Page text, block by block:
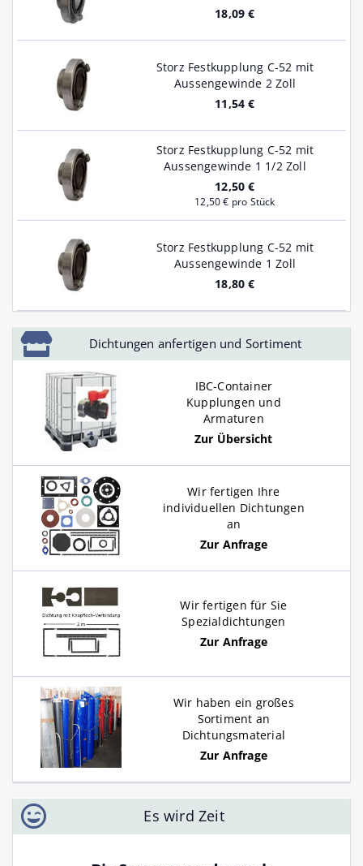
18,09 €
Storz Festkupplung C-52 mit
Aussengewinde 2 Zoll
11,54 €
Storz Festkupplung C-52 mit
Aussengewinde 1 1/2 Zoll
12,50 €
12,50 € pro Stück
Storz Festkupplung C-52 mit
Aussengewinde 1 Zoll
18,80 €
Dichtungen anfertigen und Sortiment
IBC-Container
Kupplungen und
Armaturen
Zur Übersicht
Wir fertigen Ihre
individuellen Dichtungen
an
Zur Anfrage
Wir fertigen für Sie
Spezialdichtungen
Zur Anfrage
Wir haben ein großes
Sortiment an
Dichtungsmaterial
Zur Anfrage
Es wird Zeit